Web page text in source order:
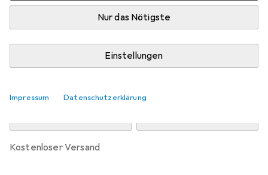
Nur das Nötigste
Einstellungen
Impressum Datenschutzerklärung
Lieferort angeben für genaue Lieferzeit
kostenloser Versand